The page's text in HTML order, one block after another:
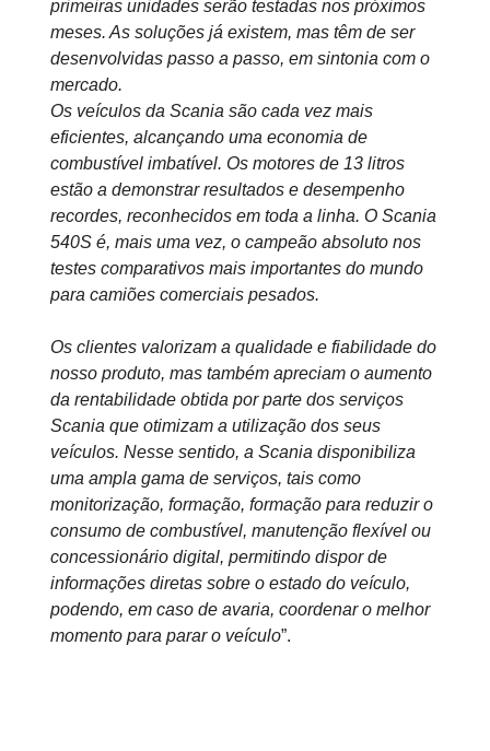
primeiras unidades serão testadas nos próximos
meses. As soluções já existem, mas têm de ser
desenvolvidas passo a passo, em sintonia com o
mercado.
Os veículos da Scania são cada vez mais
eficientes, alcançando uma economia de
combustível imbatível. Os motores de 13 litros
estão a demonstrar resultados e desempenho
recordes, reconhecidos em toda a linha. O Scania
540S é, mais uma vez, o campeão absoluto nos
testes comparativos mais importantes do mundo
para camiões comerciais pesados.
Os clientes valorizam a qualidade e fiabilidade do
nosso produto, mas também apreciam o aumento
da rentabilidade obtida por parte dos serviços
Scania que otimizam a utilização dos seus
veículos. Nesse sentido, a Scania disponibiliza
uma ampla gama de serviços, tais como
monitorização, formação, formação para reduzir o
consumo de combustível, manutenção flexível ou
concessionário digital, permitindo dispor de
informações diretas sobre o estado do veículo,
podendo, em caso de avaria, coordenar o melhor
momento para parar o veículo”.